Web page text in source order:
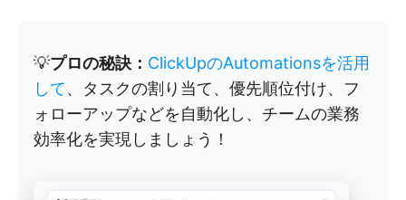
💡プロの秘訣： ClickUpのAutomationsを活用
して、タスクの割り当て、優先順位付け、フ
ォローアップなどを自動化し、チームの業務
効率化を実現しましょう！